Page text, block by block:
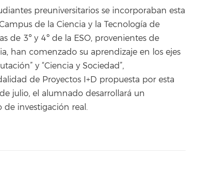
preuniversitarios se incorporaban esta
de la Ciencia y la Tecnología de
de 3º y 4º de la ESO, provenientes de
han comenzado su aprendizaje en los ejes
y “Ciencia y Sociedad”,
de Proyectos I+D propuesta por esta
julio, el alumnado desarrollará un
investigación real.